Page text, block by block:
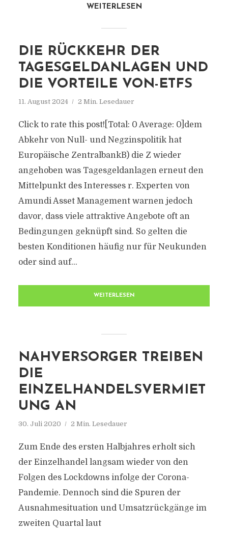
WEITERLESEN
DIE RÜCKKEHR DER
TAGESGELDANLAGEN UND
DIE VORTEILE VON-ETFS
11. August 2024 2 Min. Lesedauer
Click to rate this post![Total: 0 Average: 0]dem
Abkehr von Null- und Negzinspolitik hat
Europäische ZentralbankB) die Z wieder
angehoben was Tagesgeldanlagen erneut den
Mittelpunkt des Interesses r. Experten von
Amundi Asset Management warnen jedoch
davor, dass viele attraktive Angebote oft an
Bedingungen geknüpft sind. So gelten die
besten Konditionen häufig nur für Neukunden
oder sind auf...
WEITERLESEN
NAHVERSORGER TREIBEN
DIE
EINZELHANDELSVERMIET
UNG AN
30. Juli 2020 2 Min. Lesedauer
Zum Ende des ersten Halbjahres erholt sich
der Einzelhandel langsam wieder von den
Folgen des Lockdowns infolge der Corona-
Pandemie. Dennoch sind die Spuren der
Ausnahmesituation und Umsatzrückgänge im
zweiten Quartal laut